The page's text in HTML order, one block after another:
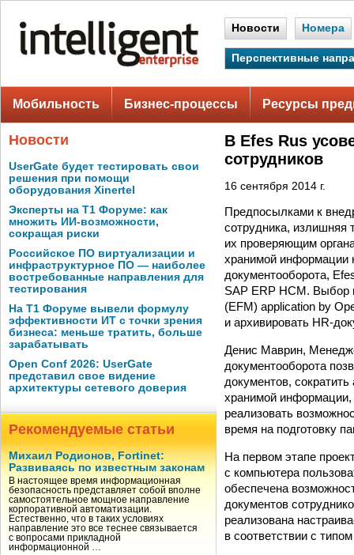
Новости Номера
Перспективные
Мобильность Бизнес-процессы Ресурсы
Новости
UserGate будет тестировать свои
решения при помощи
оборудования Xinertel
Эксперты на Т1 Форуме: как
множить ИИ-возможности,
сокращая риски
Российское ПО виртуализации и
инфраструктурное ПО — наиболее
востребованные направления для
тестирования
На Т1 Форуме вывели формулу
эффективности ИТ с точки зрения
бизнеса: меньше тратить, больше
зарабатывать
Open Conf 2026: UserGate
представил свое видение
архитектуры сетевого доверия
Рекомендуемые статьи
Михаил Родионов, Fortinet:
Развиваясь по известным законам
В настоящее время информационная
безопасность представляет собой вполне
самостоятельное мощное направление
корпоративной автоматизации.
Естественно, что в таких условиях
направление это все теснее связывается
с вопросами прикладной
информационной …
В Efes Rus
сотрудников
16 сентября 2014 г.
Предпосылками к
сотрудника, излишняя
их проверяющим
хранимой информации
документооборота,
SAP ERP HCM. Выбор
(EFM) application by
и архивировать HR-
Денис Маврин,
документооборота
документов,
хранимой информации,
реализовать
время на подготовку
На первом этапе
с компьютера
обеспечена
документов
реализована
в соответствии с